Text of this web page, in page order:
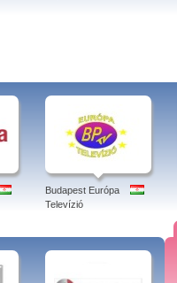
Budapest Európa
Televízió